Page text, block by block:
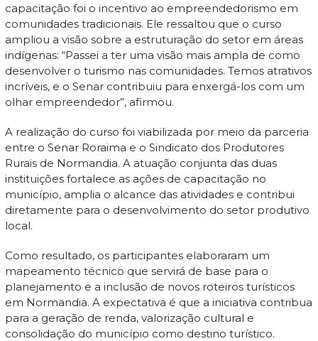
capacitação foi o incentivo ao empreendedorismo em
comunidades tradicionais. Ele ressaltou que o curso
ampliou a visão sobre a estruturação do setor em áreas
indígenas: “Passei a ter uma visão mais ampla de como
desenvolver o turismo nas comunidades. Temos atrativos
incríveis, e o Senar contribuiu para enxergá-los com um
olhar empreendedor”, afirmou.
A realização do curso foi viabilizada por meio da parceria
entre o Senar Roraima e o Sindicato dos Produtores
Rurais de Normandia. A atuação conjunta das duas
instituições fortalece as ações de capacitação no
município, amplia o alcance das atividades e contribui
diretamente para o desenvolvimento do setor produtivo
local.
Como resultado, os participantes elaboraram um
mapeamento técnico que servirá de base para o
planejamento e a inclusão de novos roteiros turísticos
em Normandia. A expectativa é que a iniciativa contribua
para a geração de renda, valorização cultural e
consolidação do município como destino turístico.